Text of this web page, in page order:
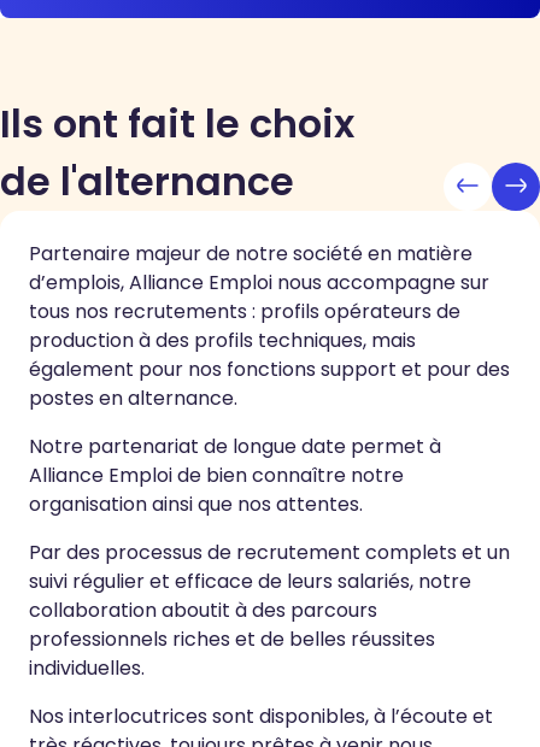
Ils ont fait le choix
de l'alternance
Partenaire majeur de notre société en matière
d’emplois, Alliance Emploi nous accompagne sur
tous nos recrutements : profils opérateurs de
production à des profils techniques, mais
également pour nos fonctions support et pour des
postes en alternance.
Notre partenariat de longue date permet à
Alliance Emploi de bien connaître notre
organisation ainsi que nos attentes.
Par des processus de recrutement complets et un
suivi régulier et efficace de leurs salariés, notre
collaboration aboutit à des parcours
professionnels riches et de belles réussites
individuelles.
Nos interlocutrices sont disponibles, à l’écoute et